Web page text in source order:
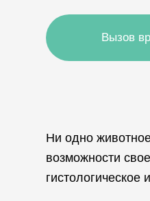
Вызов
Ни одно
возможности